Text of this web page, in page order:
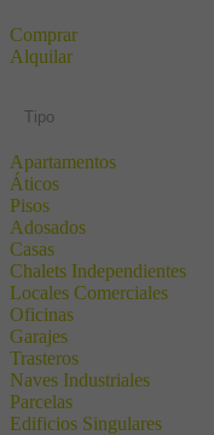
Comprar
Alquilar
Tipo
Apartamentos
Áticos
Pisos
Adosados
Casas
Chalets Independientes
Locales Comerciales
Oficinas
Garajes
Trasteros
Naves Industriales
Parcelas
Edificios Singulares